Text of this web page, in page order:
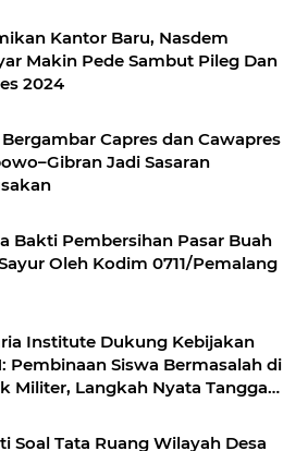
Kantor Baru, Nasdem
Makin Pede Sambut Pileg Dan
2024
Capres dan Cawapres
Jadi Sasaran
Bakti Pembersihan Pasar Buah
Oleh Kodim 0711/Pemalang
Institute Dukung Kebijakan
Pembinaan Siswa Bermasalah di
Militer, Langkah Nyata Tanggapi
Soal Tata Ruang Wilayah Desa